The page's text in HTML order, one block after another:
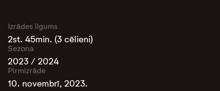
Izrādes ilgums
2st. 45min. (3 cēlieni)
Sezona
2023 / 2024
Pirmizrāde
10. novembrī, 2023.